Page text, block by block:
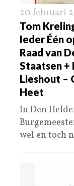
20 februari
Tom
Ieder Één
Raad van
Staatsen +
Lieshout –
Heet
In Den
wel en toch